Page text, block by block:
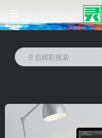
开启精彩搜索